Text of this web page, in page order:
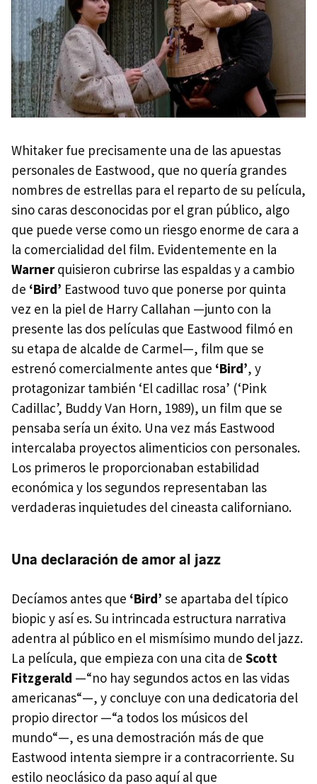
Whitaker fue precisamente una de las apuestas
personales de Eastwood, que no quería grandes
nombres de estrellas para el reparto de su película,
sino caras desconocidas por el gran público, algo
que puede verse como un riesgo enorme de cara a
la comercialidad del film. Evidentemente en la
Warnerquisieron cubrirse las espaldas y a cambio
de ‘Bird’ Eastwood tuvo que ponerse por quinta
vez en la piel de Harry Callahan —junto con la
presente las dos películas que Eastwood filmó en
su etapa de alcalde de Carmel—, film que se
estrenó comercialmente antes que ‘Bird’, y
protagonizar también ‘El cadillac rosa’ (‘Pink
Cadillac’, Buddy Van Horn, 1989), un film que se
pensaba sería un éxito. Una vez más Eastwood
intercalaba proyectos alimenticios con personales.
Los primeros le proporcionaban estabilidad
económica y los segundos representaban las
verdaderas inquietudes del cineasta californiano.
Una declaración de amor al jazz
Decíamos antes que ‘Bird’ se apartaba del típico
biopic y así es. Su intrincada estructura narrativa
adentra al público en el mismísimo mundo del jazz.
La película, que empieza con una cita de Scott
Fitzgerald —“no hay segundos actos en las vidas
americanas“—, y concluye con una dedicatoria del
propio director —“a todos los músicos del
mundo“—, es una demostración más de que
Eastwood intenta siempre ir a contracorriente. Su
estilo neoclásico da paso aquí al que